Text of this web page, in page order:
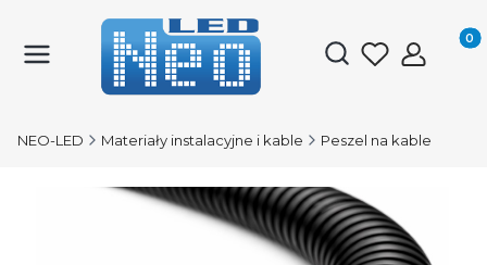
Otwórz
NEO-LED Materiały instalacyjne i kable Peszel na kable